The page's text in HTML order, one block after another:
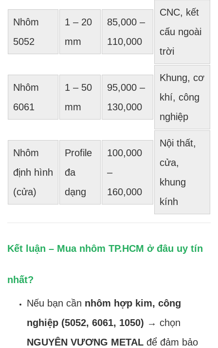
Nhôm
5052
1 – 20
mm
85,000 –
110,000
CNC, kết
cấu ngoài
trời
Nhôm
6061
1 – 50
mm
95,000 –
130,000
Khung, cơ
khí, công
nghiệp
Nhôm
định hình
(cửa)
Profile
đa
dạng
100,000
–
160,000
Nội thất,
cửa,
khung
kính
Kết luận – Mua nhôm TP.HCM ở đâu uy tín
nhất?
Nếu bạn cần nhôm hợp kim, công
nghiệp (5052, 6061, 1050) → chọn
NGUYÊN VƯƠNG METAL để đảm bảo